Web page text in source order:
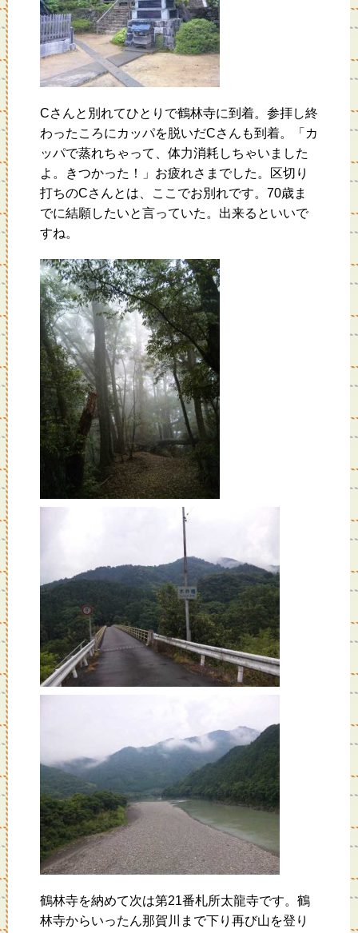
Cさんと別れてひとりで鶴林寺に到着。参拝し終
わったころにカッパを脱いだCさんも到着。「カ
ッパで蒸れちゃって、体力消耗しちゃいました
よ。きつかった！」お疲れさまでした。区切り
打ちのCさんとは、ここでお別れです。70歳ま
でに結願したいと言っていた。出来るといいで
すね。
鶴林寺を納めて次は第21番札所太龍寺です。鶴
林寺からいったん那賀川まで下り再び山を登り